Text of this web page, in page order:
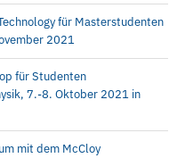
für Masterstudenten
2021
für Studenten
7.-8. Oktober 2021 in
mit dem McCloy